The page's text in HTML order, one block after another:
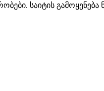
საიტის გამოყენება